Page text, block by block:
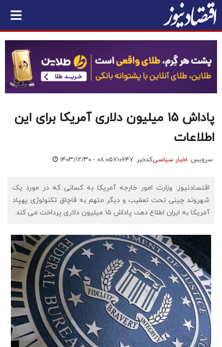
پاداش ۱۵ میلیون دلاری آمریکا برای این
اطلاعات
سرویس: اخبار سیاسیکدخبر: ۷۱۰۶۴۷ ۱۴۰۳/۱۲/۳۰ - ۰۸:۰۵
اقتصادنیوز: وزارت امور خارجه آمریکا به کسانی که در مورد یک
شهروند چینی تحت تعقیب و دیگر متهم به قاچاق تکنولوژی پهپاد
آمریکا به ایران اطلاع دهد، پاداش ۱۵ میلیون دلاری پرداخت می کند.